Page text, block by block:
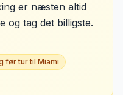
er næsten altid
og tag det billigste.
før tur til Miami